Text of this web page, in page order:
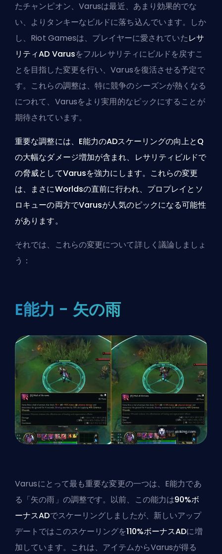
たチャンピオン、Varusは最近、あまり効果的でな
い、よりタンキーなビルドに落ち込んでいます。しか
し、Riot Gamesは、プレイヤーに愛されていたレサ
リティAD Varusをフルレサリティにビルドを戻すこ
とを目指した変更を行い、Varusを復活させる予定で
す。これらの調整は、特に競争のシーズンが熱くなる
につれて、Varusをより実用的なピックにすることが
期待されています。
重要な調整には、E能力のADスケーリングの向上とQ
の大幅なダメージ増加が含まれ、レサリティビルドで
の脅威としてVarusを強力にします。これらの変更
は、まさにWorldsの直前に行われ、プロプレイとソ
ロキューの両方でVarusが人気のピックになる可能性
があります。
それでは、これらの変更について詳しく議論しましょ
う：
E能力 - 矢の雨
Varusにとって最も重要な変更の一つは、E能力であ
る「矢の雨」の調整です。以前、この能力は90%ボ
ーナスADでスケーリングしましたが、新しいアップ
デートではこのスケーリングを110%ボーナスADに増
加しています。これは、アイテムからVarusが得る